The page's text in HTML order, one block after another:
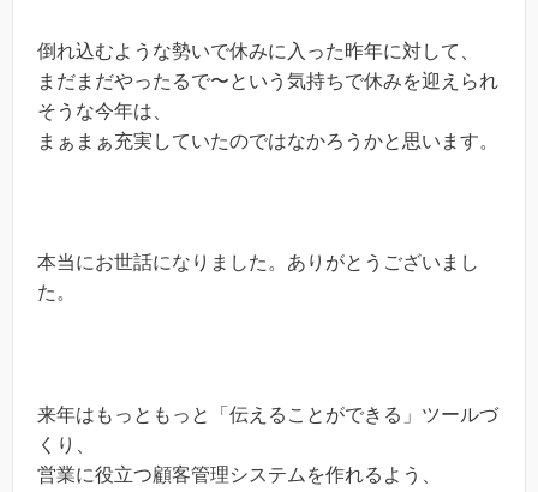
倒れ込むような勢いで休みに入った昨年に対して、
まだまだやったるで〜という気持ちで休みを迎えられ
そうな今年は、
まぁまぁ充実していたのではなかろうかと思います。
本当にお世話になりました。ありがとうございまし
た。
来年はもっともっと「伝えることができる」ツールづ
くり、
営業に役立つ顧客管理システムを作れるよう、